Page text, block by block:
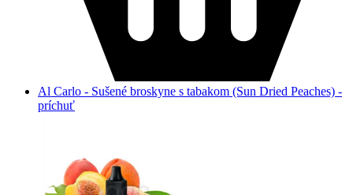
Al Carlo - Sušené broskyne s tabakom (Sun Dried Peaches) -
príchuť